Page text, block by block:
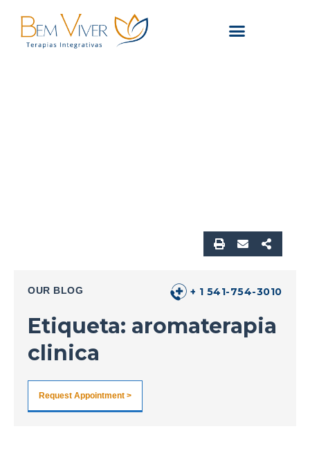
OUR BLOG + 1 541-754-3010
Etiqueta: aromaterapia
clinica
Request Appointment >